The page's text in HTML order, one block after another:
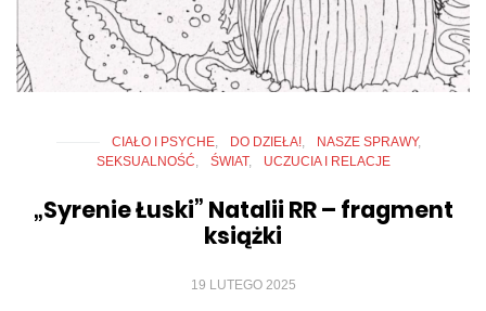
CIAŁO I PSYCHE DO DZIEŁA!
NASZE SPRAWY
SEKSUALNOŚĆ
ŚWIAT UCZUCIA I RELACJE
„Syrenie Łuski” Natalii RR – fragment
książki
19 LUTEGO 2025